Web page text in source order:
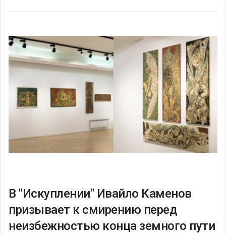
В "Искуплении" Ивайло Каменов
призывает к смирению перед
неизбежностью конца земного пути